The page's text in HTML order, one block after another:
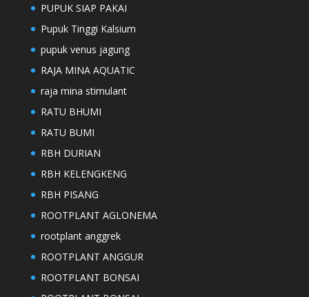
PUPUK SIAP PAKAI
Pupuk Tinggi Kalsium
pupuk venus jagung
RAJA MINA AQUATIC
raja mina stimulant
RATU BHUMI
RATU BUMI
RBH DURIAN
RBH KELENGKENG
RBH PISANG
ROOTPLANT AGLONEMA
rootplant anggrek
ROOTPLANT ANGGUR
ROOTPLANT BONSAI